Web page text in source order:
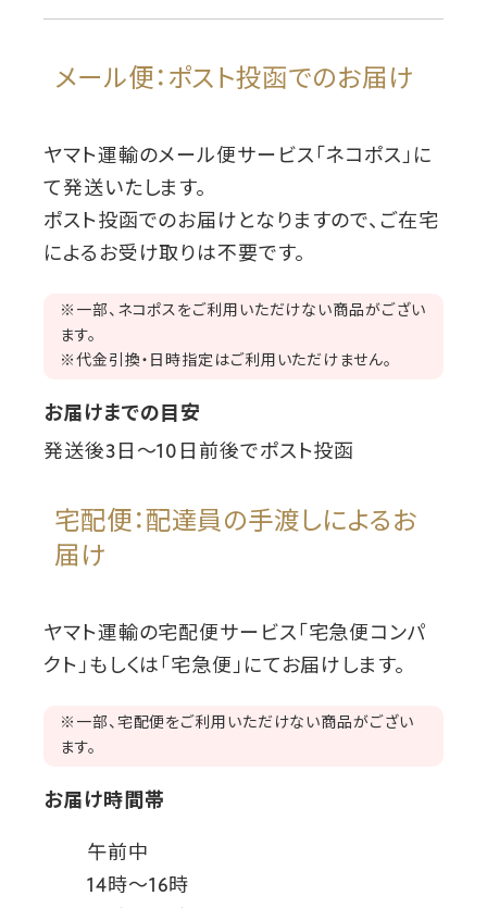
メール便：ポスト投函でのお届け
ヤマト運輸のメール便サービス「ネコポス」に
て発送いたします。
ポスト投函でのお届けとなりますので、ご在宅
によるお受け取りは不要です。
※一部、ネコポスをご利用いただけない商品がござい
ます。
※代金引換・日時指定はご利用いただけません。
お届けまでの目安
発送後3日～10日前後でポスト投函
宅配便：配達員の手渡しによるお
届け
ヤマト運輸の宅配便サービス「宅急便コンパ
クト」もしくは「宅急便」にてお届けします。
※一部、宅配便をご利用いただけない商品がござい
ます。
お届け時間帯
午前中
14時～16時